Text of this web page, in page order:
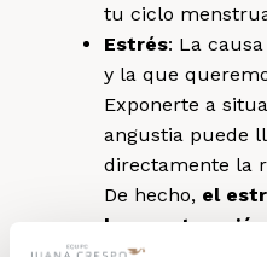
tu ciclo
Estrés: La
y la que
Exponerte a
angustia puede
directamente la
De hecho, el
la menstruación